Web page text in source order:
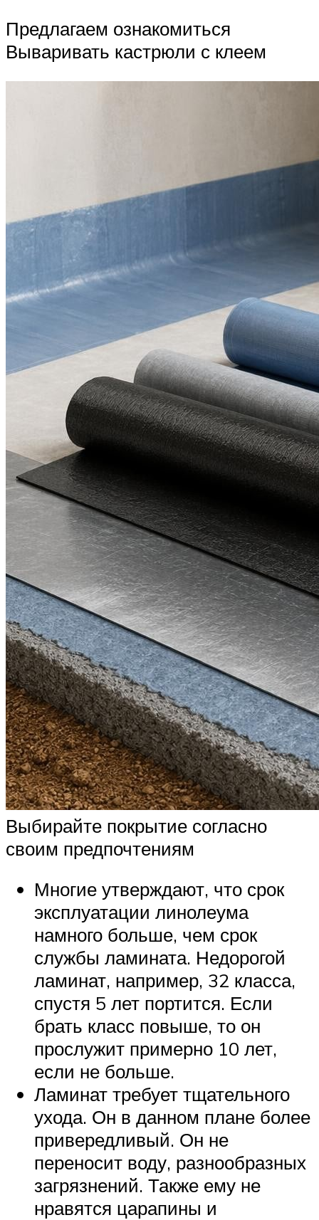
Предлагаем ознакомиться
Вываривать кастрюли с клеем
Выбирайте покрытие согласно
своим предпочтениям
Многие утверждают, что срок
эксплуатации линолеума
намного больше, чем срок
службы ламината. Недорогой
ламинат, например, 32 класса,
спустя 5 лет портится. Если
брать класс повыше, то он
прослужит примерно 10 лет,
если не больше.
Ламинат требует тщательного
ухода. Он в данном плане более
привередливый. Он не
переносит воду, разнообразных
загрязнений. Также ему не
нравятся царапины и